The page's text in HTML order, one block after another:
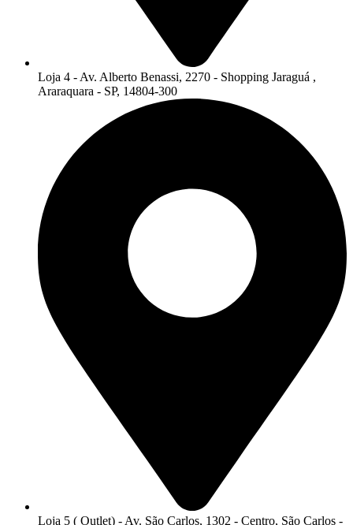
Loja 4 - Av. Alberto Benassi, 2270 - Shopping Jaraguá ,
Araraquara - SP, 14804-300
Loja 5 ( Outlet) - Av. São Carlos, 1302 - Centro, São Carlos -